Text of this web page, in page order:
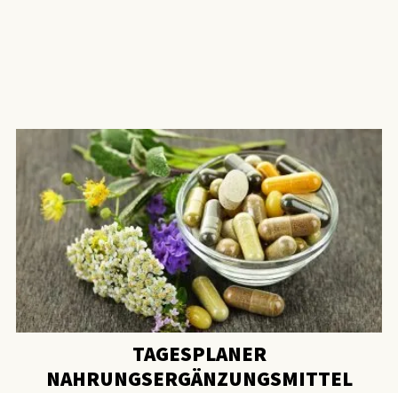
TAGESPLANER
NAHRUNGSERGÄNZUNGSMITTEL